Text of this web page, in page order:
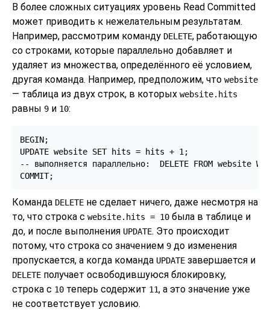
В более сложных ситуациях уровень Read Committed
может приводить к нежелательным результатам.
Например, рассмотрим команду DELETE, работающую
со строками, которые параллельно добавляет и
удаляет из множества, определённого её условием,
другая команда. Например, предположим, что website
— таблица из двух строк, в которых website.hits
равны 9 и 10:
BEGIN;
UPDATE website SET hits = hits + 1;
-- выполняется параллельно:  DELETE FROM website
Команда DELETE не сделает ничего, даже несмотря на
то, что строка с website.hits = 10 была в таблице и
до, и после выполнения UPDATE. Это происходит
потому, что строка со значением 9 до изменения
пропускается, а когда команда UPDATE завершается и
DELETE получает освободившуюся блокировку,
строка с 10 теперь содержит 11, а это значение уже
не соответствует условию.